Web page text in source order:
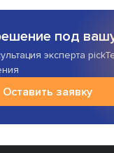
под
эксперта
Оставить заявку